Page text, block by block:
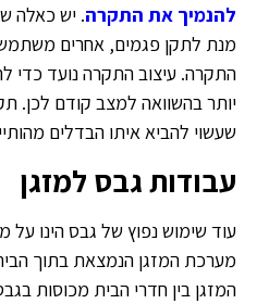
להנמיך את התקרה. יש כאלה
מנת לתקן פגמים, אחרים
התקרה. עיצוב התקרה נועד כדי
יותר בהשוואה למצב קודם לכן.
שעשוי להביא איתו הבדלים
עבודות גבס למזגן
עוד שימוש נפוץ של גבס הינו
מערכת המזגן הנמצאת בתוך
המזגן בין חדרי הבית מכוסות